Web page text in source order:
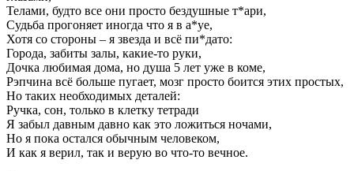
Телами, будто все они просто бездушные т*ари,
Судьба прогоняет иногда что я в а*уе,
Хотя со стороны – я звезда и всё пи*дато:
Города, забиты залы, какие-то руки,
Дочка любимая дома, но душа 5 лет уже в коме,
Рэпчина всё больше пугает, мозг просто боится этих простых,
Но таких необходимых деталей:
Ручка, сон, только в клетку тетради
Я забыл давным давно как это ложиться ночами,
Но я пока остался обычным человеком,
И как я верил, так и верую во что-то вечное.